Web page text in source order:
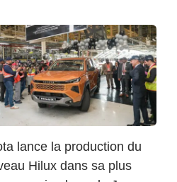
lance la production du
Hilux dans sa plus